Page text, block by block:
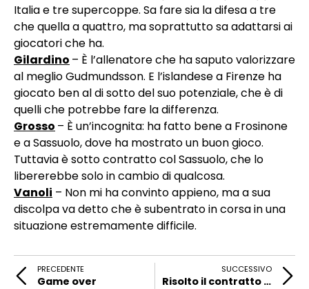
Italia e tre supercoppe. Sa fare sia la difesa a tre
che quella a quattro, ma soprattutto sa adattarsi ai
giocatori che ha.
Gilardino – È l’allenatore che ha saputo valorizzare
al meglio Gudmundsson. E l’islandese a Firenze ha
giocato ben al di sotto del suo potenziale, che è di
quelli che potrebbe fare la differenza.
Grosso – È un’incognita: ha fatto bene a Frosinone
e a Sassuolo, dove ha mostrato un buon gioco.
Tuttavia è sotto contratto col Sassuolo, che lo
libererebbe solo in cambio di qualcosa.
Vanoli – Non mi ha convinto appieno, ma a sua
discolpa va detto che è subentrato in corsa in una
situazione estremamente difficile.
PRECEDENTE
Game over
SUCCESSIVO
Risolto il contratto di Pioli